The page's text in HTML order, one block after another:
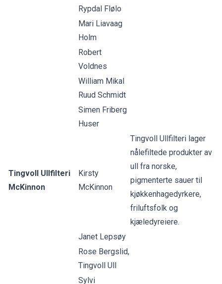
Rypdal Flølo
Mari Liavaag
Holm
Robert
Voldnes
William Mikal
Ruud Schmidt
Simen Friberg
Huser
Tingvoll Ullfilteri
McKinnon
Kirsty
McKinnon
Tingvoll Ullfilteri lager
nålefiltede produkter av
ull fra norske,
pigmenterte sauer til
kjøkkenhagedyrkere,
friluftsfolk og
kjæledyreiere.
Janet Lepsøy
Rose Bergslid,
Tingvoll Ull
Sylvi